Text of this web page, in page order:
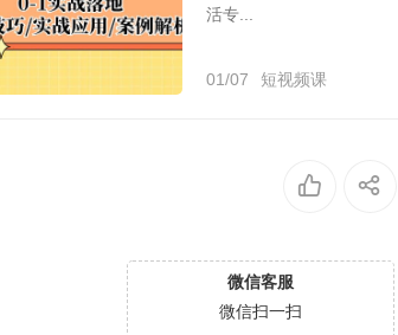
活专...
01/07 短视频课
微信客服
微信扫一扫